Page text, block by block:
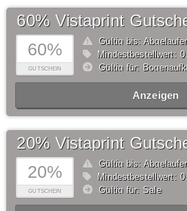
60%
GUTSCHEIN
60% Vistaprint
Gültig bis:
Mindestbestellwert:
Gültig für:
Anzeigen
20%
GUTSCHEIN
20% Vistaprint
Gültig bis:
Mindestbestellwert:
Gültig für: Sale